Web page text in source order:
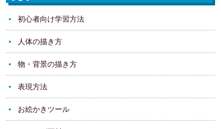
初心者向け学習方法
人体の描き方
物・背景の描き方
表現方法
お絵かきツール